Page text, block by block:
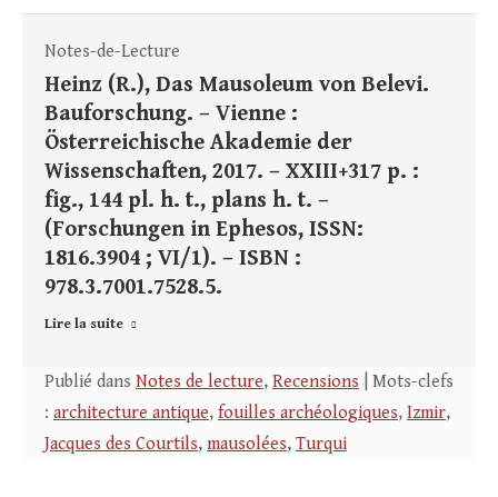
Notes-de-Lecture
Heinz (R.), Das Mausoleum von Belevi.
Bauforschung. – Vienne :
Österreichische Akademie der
Wissenschaften, 2017. – XXIII+317 p. :
fig., 144 pl. h. t., plans h. t. –
(Forschungen in Ephesos, ISSN:
1816.3904 ; VI/1). – ISBN :
978.3.7001.7528.5.
Lire la suite
Publié dans Notes de lecture, Recensions | Mots-clefs
: architecture antique, fouilles archéologiques, Izmir,
Jacques des Courtils, mausolées, Turqui